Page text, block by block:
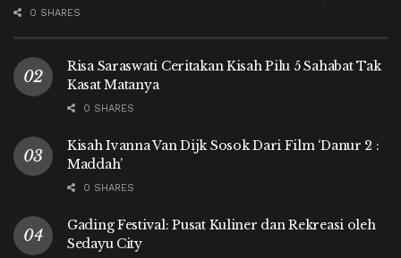
0 SHARES
Risa Saraswati Ceritakan Kisah Pilu 5 Sahabat Tak
Kasat Matanya
0 SHARES
Kisah Ivanna Van Dijk Sosok Dari Film ‘Danur 2 :
Maddah’
0 SHARES
Gading Festival: Pusat Kuliner dan Rekreasi oleh
Sedayu City